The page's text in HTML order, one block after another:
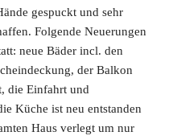
gespuckt und sehr
Folgende Neuerungen
neue Bäder incl. den
der Balkon
die Einfahrt und
Küche ist neu entstanden
Haus verlegt um nur